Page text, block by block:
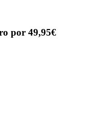
por 49,95€